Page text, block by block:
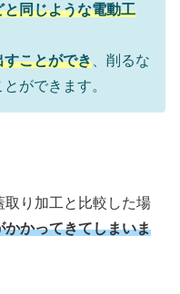
同じような電動工
すことができ 、削るな
ができます。
取り加工と比較した場
かってきてしまいま